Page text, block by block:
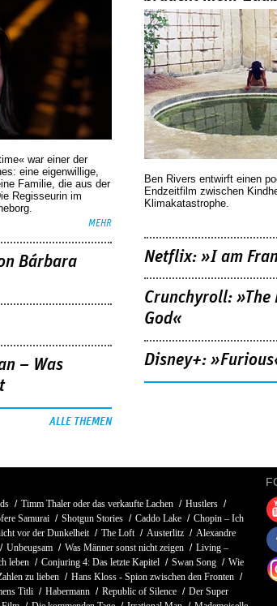
war einer der
eine eigenwillige,
­Familie, die aus der
Regisseurin im
MEHR
Bárbara
– Was
ALLE THEMEN
Ben Rivers entwirft einen
Endzeitfilm zwischen
Klimakatastrophe.
Netflix: »I am
Crunchyroll: »The
God«
Disney+:
Timm Thaler oder das verkaufte Lachen
Hustlers
Samurai
Shotgun Stories Caddo Lake
Chopin – Ich
vor der Dunkelheit
The Loft Austerlitz
Alexandre
Unbeugsam Was Männer sonst nicht zeigen
Living –
leben
Conjuring 4: Das letzte Kapitel Swan Song
Wie
zu lieben
Hans Kloss - Spion zwischen den Fronten
Titli
Habermann Republic of Silence
Der Super